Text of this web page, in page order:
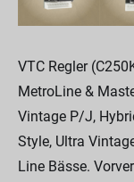
VTC Regler
MetroLine &
Vintage P/J,
Style, Ultra
Line Bässe.